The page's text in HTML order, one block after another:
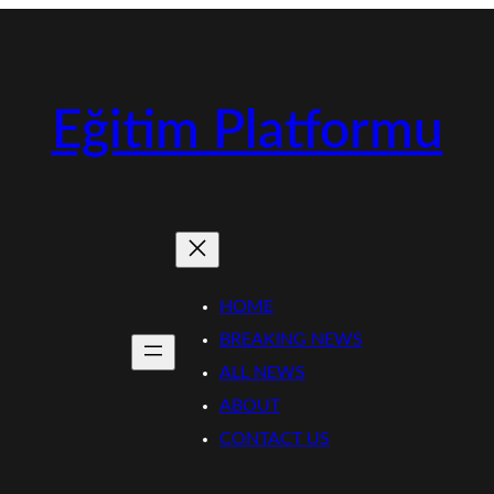
Eğitim Platformu
HOME
BREAKING NEWS
ALL NEWS
ABOUT
CONTACT US